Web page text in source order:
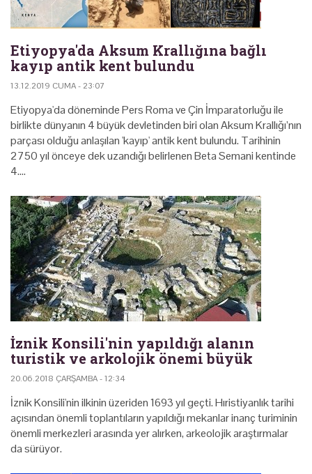
Etiyopya'da Aksum Krallığına bağlı
kayıp antik kent bulundu
13.12.2019 CUMA - 23:07
Etiyopya'da döneminde Pers Roma ve Çin İmparatorluğu ile
birlikte dünyanın 4 büyük devletinden biri olan Aksum Krallığı’nın
parçası olduğu anlaşılan 'kayıp' antik kent bulundu. Tarihinin
2750 yıl önceye dek uzandığı belirlenen Beta Semani kentinde
4.…
İznik Konsili'nin yapıldığı alanın
turistik ve arkolojik önemi büyük
20.06.2018 ÇARŞAMBA - 12:34
İznik Konsili'nin ilkinin üzeriden 1693 yıl geçti. Hıristiyanlık tarihi
açısından önemli toplantıların yapıldığı mekanlar inanç turiminin
önemli merkezleri arasında yer alırken, arkeolojik araştırmalar
da sürüyor.